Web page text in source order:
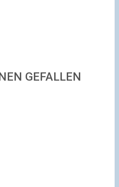
GEFALLEN